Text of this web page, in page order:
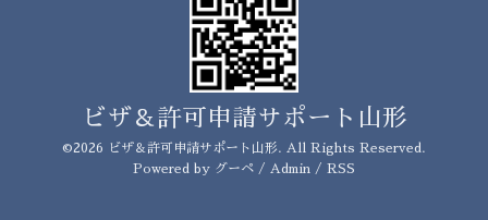
ビザ＆許可申請サポート山形
©2026 ビザ＆許可申請サポート山形. All Rights Reserved.
Powered by グーペ / Admin / RSS